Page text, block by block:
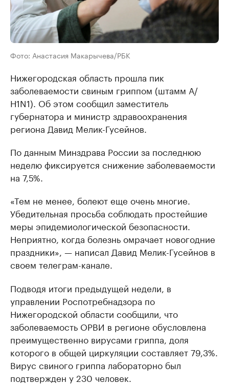
Фото: Анастасия Макарычева/РБК
Нижегородская область прошла пик
заболеваемости свиным гриппом (штамм А/
Н1N1). Об этом сообщил заместитель
губернатора и министр здравоохранения
региона Давид Мелик-Гусейнов.
По данным Минздрава России за последнюю
неделю фиксируется снижение заболеваемости
на 7,5%.
«Тем не менее, болеют еще очень многие.
Убедительная просьба соблюдать простейшие
меры эпидемиологической безопасности.
Неприятно, когда болезнь омрачает новогодние
праздники», — написал Давид Мелик-Гусейнов в
своем телеграм-канале.
Подводя итоги предыдущей недели, в
управлении Роспотребнадзора по
Нижегородской области сообщили, что
заболеваемость ОРВИ в регионе обусловлена
преимущественно вирусами гриппа, доля
которого в общей циркуляции составляет 79,3%.
Вирус свиного гриппа лабораторно был
подтвержден у 230 человек.